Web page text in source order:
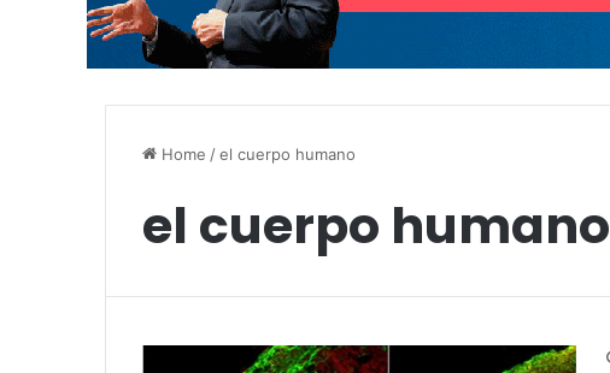
Home /el cuerpo humano
el cuerpo humano